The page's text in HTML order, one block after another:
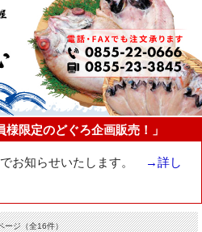
様限定のどぐろ企画販売！」
お知らせいたします。
→詳し
ージ（全16件）